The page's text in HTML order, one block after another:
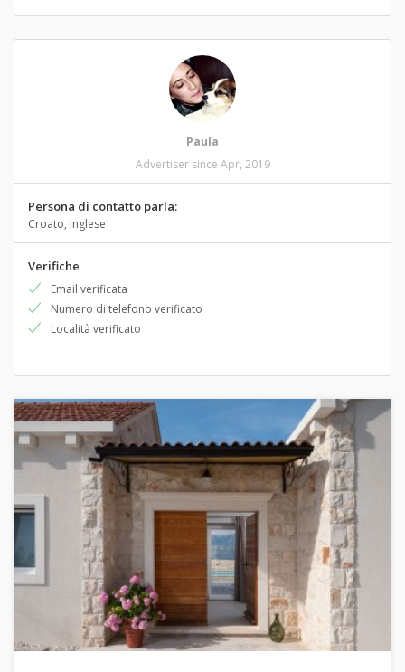
Paula
Advertiser since Apr, 2019
Persona di contatto parla:
Croato, Inglese
Verifiche
Email verificata
Numero di telefono verificato
Località verificato